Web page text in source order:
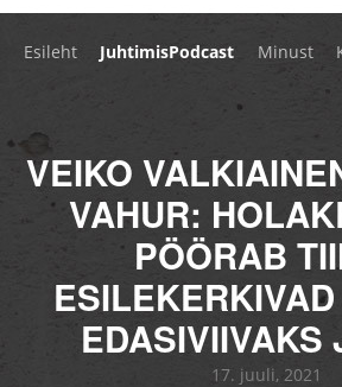
Esileht JuhtimisPodcast Minust
VEIKO
VAHUR:
PÖÖRAB
EDASIVIIVAKS
17. juuli, 2021